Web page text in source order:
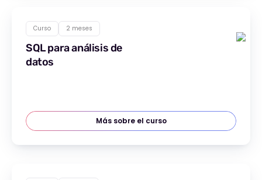
Curso 2 meses
SQL para análisis de
datos
Más sobre el curso